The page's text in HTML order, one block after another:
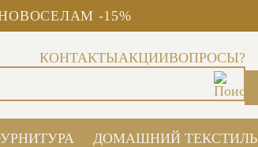
-15%
КОНТАКТЫАКЦИИВОПРОСЫ?
ДОМАШНИЙ ТЕКСТИЛЬ